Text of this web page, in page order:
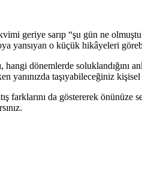
geriye sarıp “şu gün ne
yansıyan o küçük hikâyeleri
dönemlerde soluklandığını
yanınızda taşıyabileceğiniz
farklarını da göstererek